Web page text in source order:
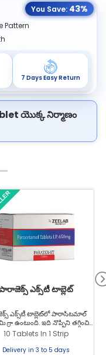
You Save: 43%
Pattern
7 Days Easy Return
యొక్క నిర్మాణం
ఎక్స్‌టీ టాబ్లెట్
ఎక్స్‌టీ టాబ్లెట్‌లో పారాసిటమాల్
ఉంటుంది. ఇది నొప్పిని తగ్గించి
తగ్గించడంలో సహాయపడుతుంది.
నొప్పి మరియు జ్వర
కోసం జీల్యాబ్ ఫార్మసీ నుండి
10 Tablets In 1 Strip
Delivery in 3 to 5 days